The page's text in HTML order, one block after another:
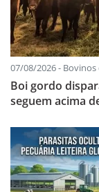
07/08/2026 - Bovinos
Boi gordo
seguem acima